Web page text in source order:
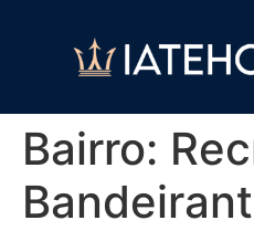
Bairro: